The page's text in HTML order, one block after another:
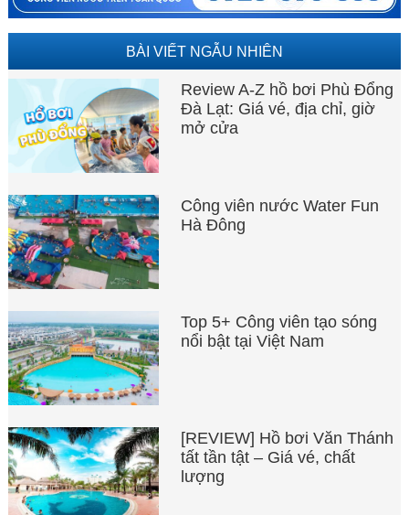
BÀI VIẾT NGẪU NHIÊN
Review A-Z hồ bơi Phù Đổng
Đà Lạt: Giá vé, địa chỉ, giờ
mở cửa
Công viên nước Water Fun
Hà Đông
Top 5+ Công viên tạo sóng
nổi bật tại Việt Nam
[REVIEW] Hồ bơi Văn Thánh
tất tần tật – Giá vé, chất
lượng